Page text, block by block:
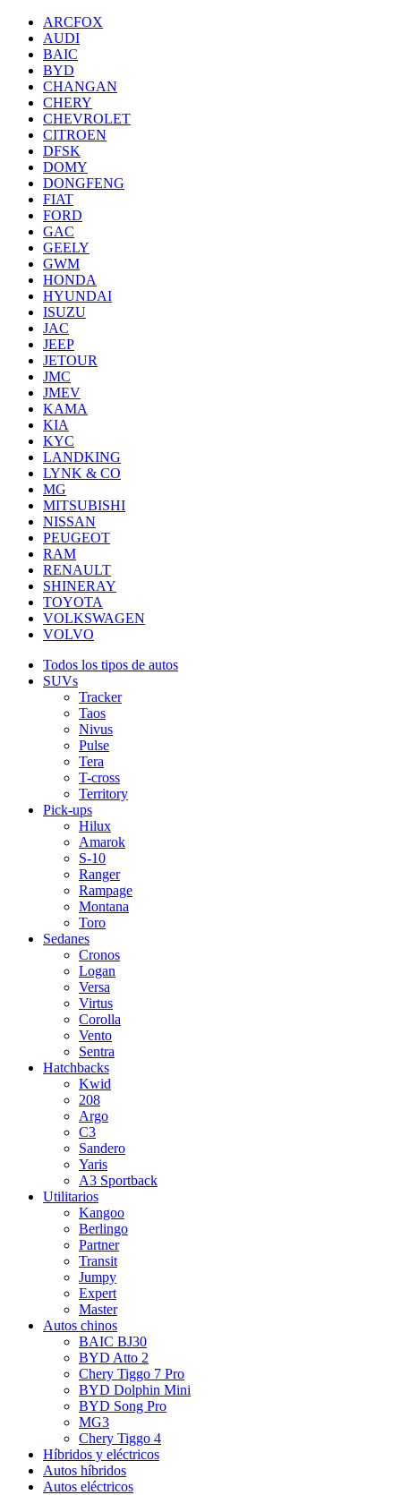
ARCFOX
AUDI
BAIC
BYD
CHANGAN
CHERY
CHEVROLET
CITROEN
DFSK
DOMY
DONGFENG
FIAT
FORD
GAC
GEELY
GWM
HONDA
HYUNDAI
ISUZU
JAC
JEEP
JETOUR
JMC
JMEV
KAMA
KIA
KYC
LANDKING
LYNK & CO
MG
MITSUBISHI
NISSAN
PEUGEOT
RAM
RENAULT
SHINERAY
TOYOTA
VOLKSWAGEN
VOLVO
Todos los tipos de autos
SUVs
Tracker
Taos
Nivus
Pulse
Tera
T-cross
Territory
Pick-ups
Hilux
Amarok
S-10
Ranger
Rampage
Montana
Toro
Sedanes
Cronos
Logan
Versa
Virtus
Corolla
Vento
Sentra
Hatchbacks
Kwid
208
Argo
C3
Sandero
Yaris
A3 Sportback
Utilitarios
Kangoo
Berlingo
Partner
Transit
Jumpy
Expert
Master
Autos chinos
BAIC BJ30
BYD Atto 2
Chery Tiggo 7 Pro
BYD Dolphin Mini
BYD Song Pro
MG3
Chery Tiggo 4
Híbridos y eléctricos
Autos híbridos
Autos eléctricos